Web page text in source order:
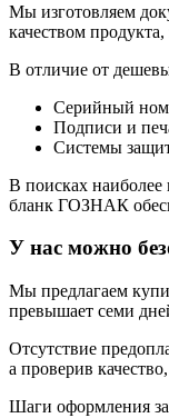
Мы изготовляем
качеством
В отличие от
Серийный
Подписи и
Системы
В поисках наиболее
бланк ГОЗНАК
У нас можно
Мы предлагаем
превышает семи
Отсутствие
а проверив
Шаги оформления